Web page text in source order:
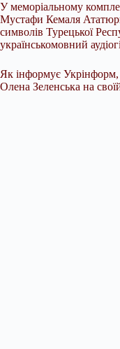
У меморіальному
Мустафи Кемаля
символів Турецької
українськомовний
Як інформує Укрінформ,
Олена Зеленська на